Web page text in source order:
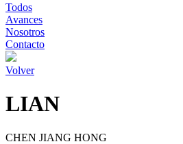
Todos
Avances
Nosotros
Contacto
Volver
LIAN
CHEN JIANG HONG